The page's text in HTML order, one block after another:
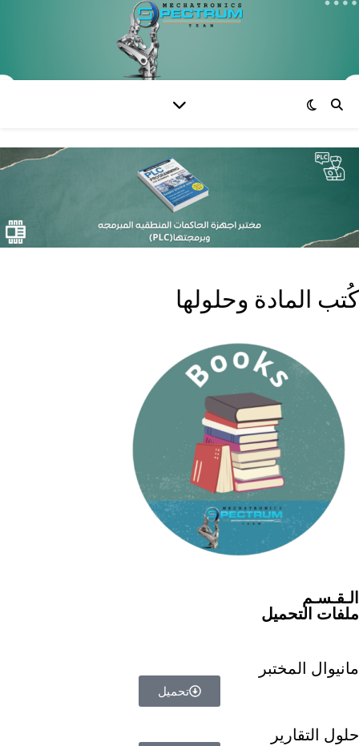
كُتب المادة وحلولها
الـقـسـم
ملفات التحميل
مانيوال المختبر
تحميل
حلول التقارير